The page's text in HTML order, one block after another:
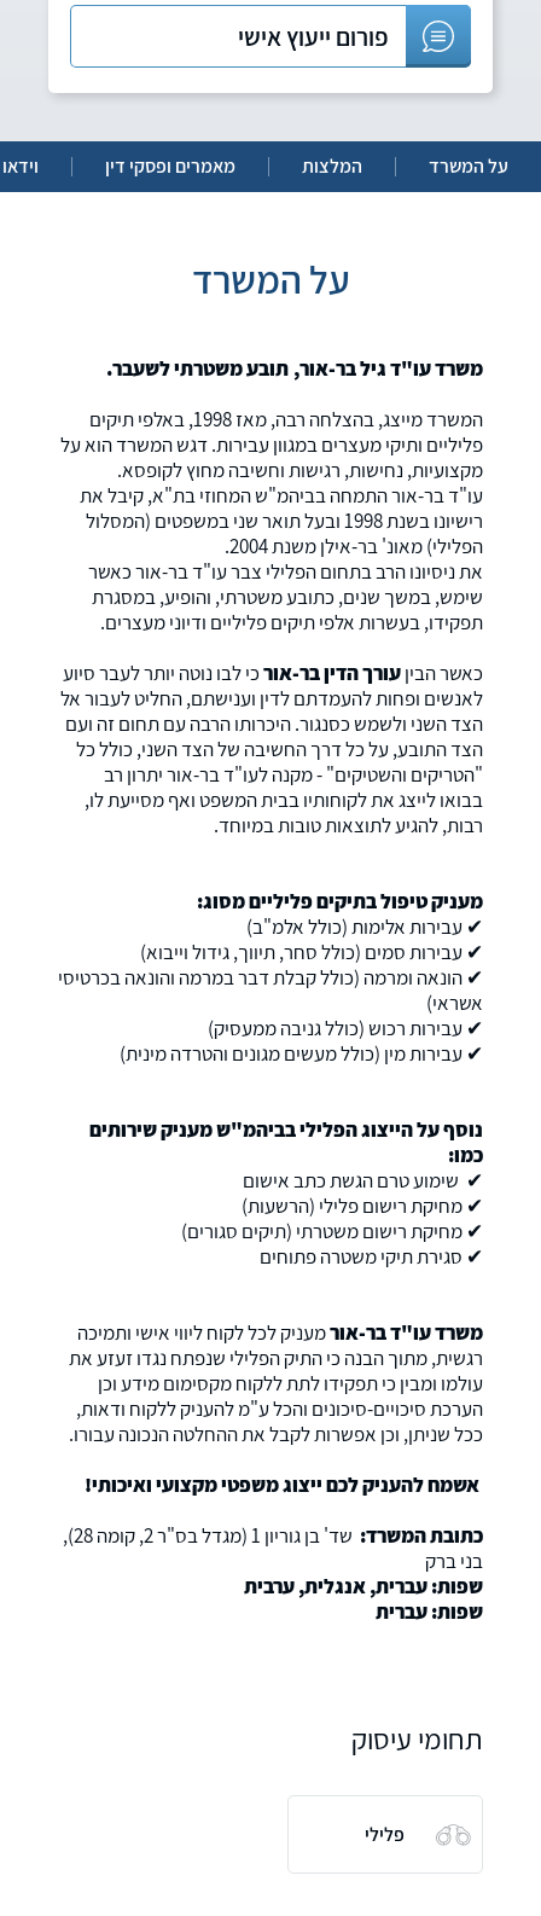
פורום ייעוץ אישי
על המשרד המלצות מאמרים ופסקי דין וידאו
על המשרד
משרד עו"ד גיל בר-אור, תובע משטרתי לשעבר.
המשרד מייצג, בהצלחה רבה, מאז 1998, באלפי תיקים
פליליים ותיקי מעצרים במגוון עבירות. דגש המשרד הוא על
מקצועיות, נחישות, רגישות וחשיבה מחוץ לקופסא.
עו"ד בר-אור התמחה בביהמ"ש המחוזי בת"א, קיבל את
רישיונו בשנת 1998 ובעל תואר שני במשפטים (המסלול
הפלילי) מאונ' בר-אילן משנת 2004.
את ניסיונו הרב בתחום הפלילי צבר עו"ד בר-אור כאשר
שימש, במשך שנים, כתובע משטרתי, והופיע, במסגרת
תפקידו, בעשרות אלפי תיקים פליליים ודיוני מעצרים.
כאשר הביןעורך הדין בר-אורכי לבו נוטה יותר לעבר סיוע
לאנשים ופחות להעמדתם לדין וענישתם, החליט לעבור אל
הצד השני ולשמש כסנגור. היכרותו הרבה עם תחום זה ועם
הצד התובע, על כל דרך החשיבה של הצד השני, כולל כל
"הטריקים והשטיקים" - מקנה לעו"ד בר-אור יתרון רב
בבואו לייצג את לקוחותיו בבית המשפט ואף מסייעת לו,
רבות, להגיע לתוצאות טובות במיוחד.
מעניק טיפול בתיקים פליליים מסוג:
✔ עבירות אלימות (כולל אלמ"ב)
✔ עבירות סמים (כולל סחר, תיווך, גידול וייבוא)
✔ הונאה ומרמה (כולל קבלת דבר במרמה והונאה בכרטיסי
אשראי)
✔ עבירות רכוש (כולל גניבה ממעסיק)
✔ עבירות מין (כולל מעשים מגונים והטרדה מינית)
נוסף על הייצוג הפלילי בביהמ"ש מעניק שירותים
כמו:
✔ שימוע טרם הגשת כתב אישום
✔ מחיקת רישום פלילי (הרשעות)
✔ מחיקת רישום משטרתי (תיקים סגורים)
✔ סגירת תיקי משטרה פתוחים
משרד עו"ד בר-אורמעניק לכל לקוח ליווי אישי ותמיכה
רגשית, מתוך הבנה כי התיק הפלילי שנפתח נגדו זעזע את
עולמו ומבין כי תפקידו לתת ללקוח מקסימום מידע וכן
הערכת סיכויים-סיכונים והכל ע"מ להעניק ללקוח ודאות,
ככל שניתן, וכן אפשרות לקבל את ההחלטה הנכונה עבורו.
אשמח להעניק לכם ייצוג משפטי מקצועי ואיכותי!
כתובת המשרד:
שד' בן גוריון 1 (מגדל בס"ר 2, קומה 28),
בני ברק
שפות: עברית, אנגלית, ערבית
שפות: עברית
תחומי עיסוק
פלילי